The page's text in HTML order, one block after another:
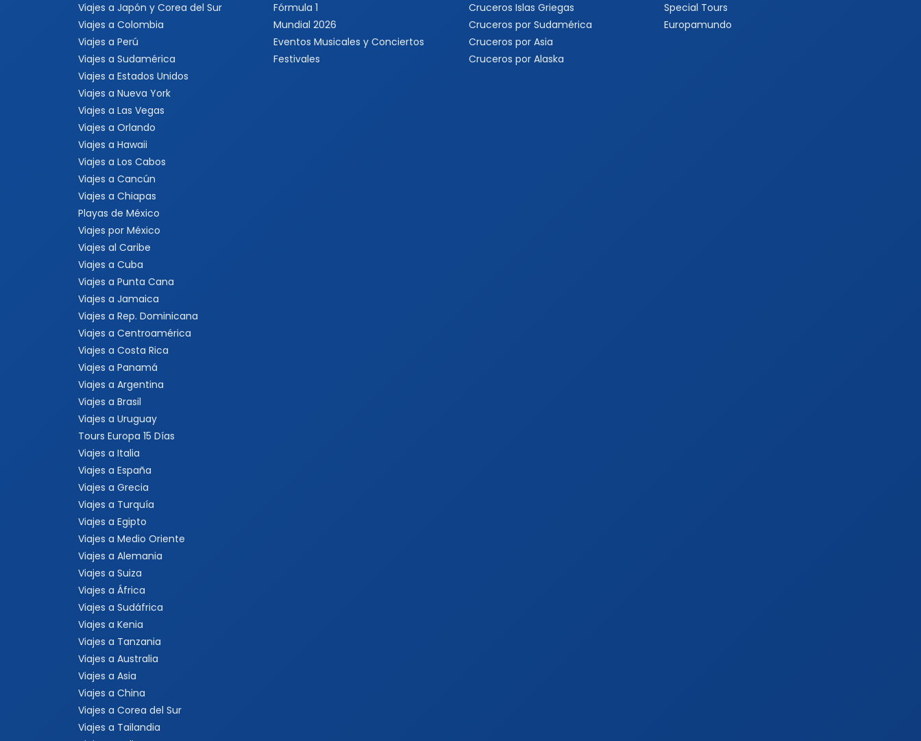
Viajes a Japón y Corea del Sur
Viajes a Colombia
Viajes a Perú
Viajes a Sudamérica
Viajes a Estados Unidos
Viajes a Nueva York
Viajes a Las Vegas
Viajes a Orlando
Viajes a Hawaii
Viajes a Los Cabos
Viajes a Cancún
Viajes a Chiapas
Playas de México
Viajes por México
Viajes al Caribe
Viajes a Cuba
Viajes a Punta Cana
Viajes a Jamaica
Viajes a Rep. Dominicana
Viajes a Centroamérica
Viajes a Costa Rica
Viajes a Panamá
Viajes a Argentina
Viajes a Brasil
Viajes a Uruguay
Tours Europa 15 Días
Viajes a Italia
Viajes a España
Viajes a Grecia
Viajes a Turquía
Viajes a Egipto
Viajes a Medio Oriente
Viajes a Alemania
Viajes a Suiza
Viajes a África
Viajes a Sudáfrica
Viajes a Kenia
Viajes a Tanzania
Viajes a Australia
Viajes a Asia
Viajes a China
Viajes a Corea del Sur
Viajes a Tailandia
Fórmula 1
Mundial 2026
Eventos Musicales y Conciertos
Festivales
Cruceros Islas Griegas
Cruceros por Sudamérica
Cruceros por Asia
Cruceros por Alaska
Special Tours
Europamundo